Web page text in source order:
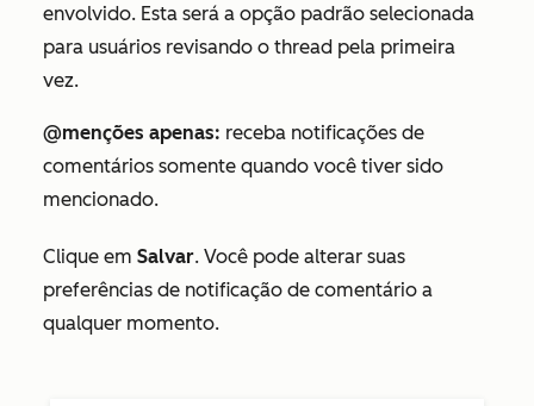
envolvido. Esta será a opção padrão selecionada
para usuários revisando o thread pela primeira
vez.
@menções apenas: receba notificações de
comentários somente quando você tiver sido
mencionado.
Clique em Salvar. Você pode alterar suas
preferências de notificação de comentário a
qualquer momento.